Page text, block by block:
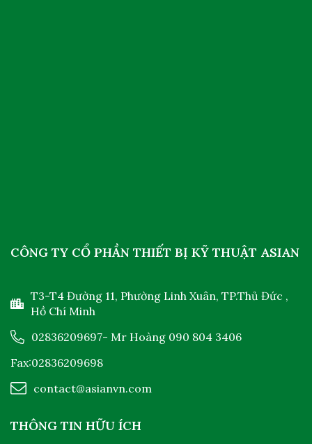
CÔNG TY CỔ PHẦN THIẾT BỊ KỸ THUẬT ASIAN
T3-T4 Đường 11, Phường Linh Xuân, TP.Thủ Đức ,
Hồ Chí Minh
02836209697- Mr Hoàng 090 804 3406
Fax:02836209698
contact@asianvn.com
THÔNG TIN HỮU ÍCH